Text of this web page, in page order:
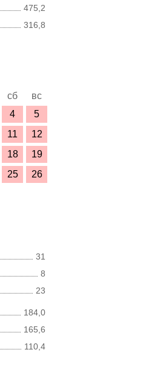
475,2
316,8
сб
вс
4
5
11
12
18
19
25
26
31
8
23
184,0
165,6
110,4